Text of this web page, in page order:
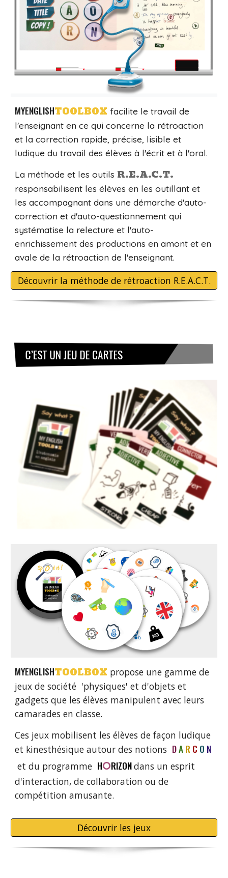
MYENGLISHTOOLBOX facilite le travail de
l'enseignant en ce qui concerne la rétroaction
et la correction rapide, précise, lisible et
ludique du travail des élèves à l'écrit et à l'oral.
La méthode et les outils R.E.A.C.T.
responsabilisent les élèves en les outillant et
les accompagnant dans une démarche d'auto-
correction et d'auto-questionnement qui
systématise la relecture et l'auto-
enrichissement des productions en amont et en
avale de la rétroaction de l'enseignant.
Découvrir la méthode de rétroaction R.E.A.C.T.
MYENGLISHTOOLBOX propose une gamme de
jeux de société 'physiques' et d'objets et
gadgetsque les élèves manipulent avec leurs
camaradesen classe.
Ces jeux mobilisent les élèves de façon ludique
et kinesthésique autour des notions DIAR C O N
et du programme HORIZONdans un esprit
d'interaction, de collaboration ou de
compétition amusante.
Découvrir les jeux